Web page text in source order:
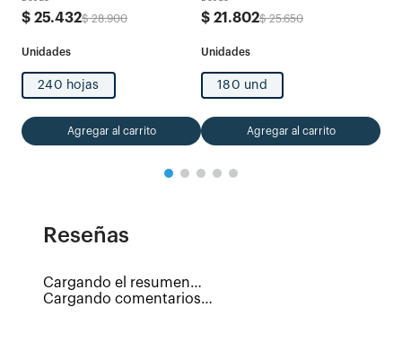
x 120 hojas
$ 25.432$ 28.900
240 hojas
Agregar al carrito
$ 21 .802$ 25.650
180 und
Agregar al carrito
Reseñas
Cargando el resumen…
Cargando comentarios…